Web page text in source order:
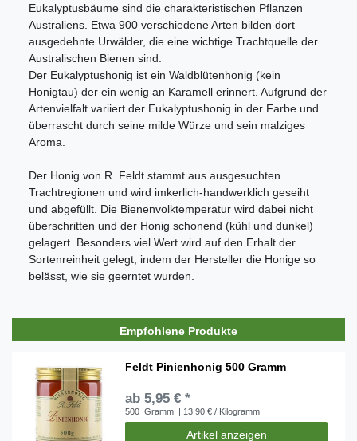
Eukalyptusbäume sind die charakteristischen Pflanzen
Australiens. Etwa 900 verschiedene Arten bilden dort
ausgedehnte Urwälder, die eine wichtige Trachtquelle der
Australischen Bienen sind.
Der Eukalyptushonig ist ein Waldblütenhonig (kein
Honigtau) der ein wenig an Karamell erinnert. Aufgrund der
Artenvielfalt variiert der Eukalyptushonig in der Farbe und
überrascht durch seine milde Würze und sein malziges
Aroma.
Der Honig von R. Feldt stammt aus ausgesuchten
Trachtregionen und wird imkerlich-handwerklich geseiht
und abgefüllt. Die Bienenvolktemperatur wird dabei nicht
überschritten und der Honig schonend (kühl und dunkel)
gelagert. Besonders viel Wert wird auf den Erhalt der
Sortenreinheit gelegt, indem der Hersteller die Honige so
belässt, wie sie geerntet wurden.
Empfohlene Produkte
Feldt Pinienhonig 500 Gramm
ab 5,95 € *
500 Gramm | 13,90 € / Kilogramm
Artikel anzeigen